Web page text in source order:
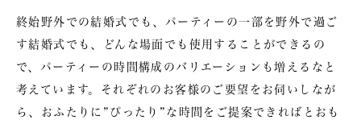
終始野外での結婚式でも、パーティーの一部を野外で過ご
す結婚式でも、どんな場面でも使用することができるの
で、パーティーの時間構成のバリエーションも増えるなと
考えています。それぞれのお客様のご要望をお伺いしなが
ら、おふたりに”ぴったり”な時間をご提案できればとおも